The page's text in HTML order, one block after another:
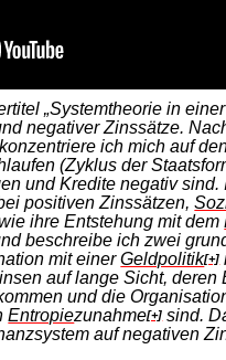
„Systemtheorie in
negativer Zinssätze.
ich mich auf
(Zyklus der
und Kredite negativ
positiven Zinssätzen,
ihre Entstehung mit dem
beschreibe ich zwei
mit einerGeldpolitik[+]
auf lange Sicht,
und die
Entropiezunahme[+] sind.
auf negativen